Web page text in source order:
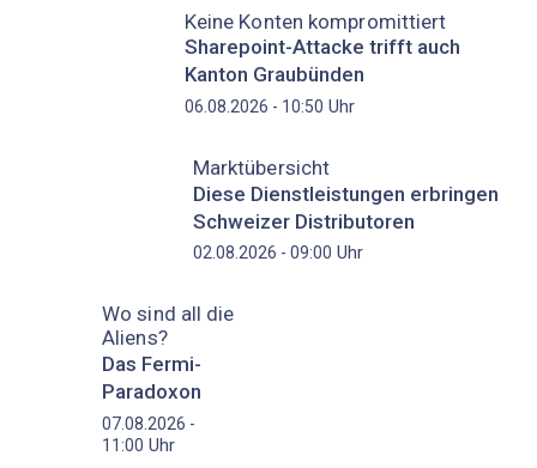
Keine Konten kompromittiert
Sharepoint-Attacke trifft auch
Kanton Graubünden
06.08.2026 - 10:50 Uhr
Marktübersicht
Diese Dienstleistungen erbringen
Schweizer Distributoren
02.08.2026 - 09:00 Uhr
Wo sind all die
Aliens?
Das Fermi-
Paradoxon
07.08.2026 -
11:00 Uhr